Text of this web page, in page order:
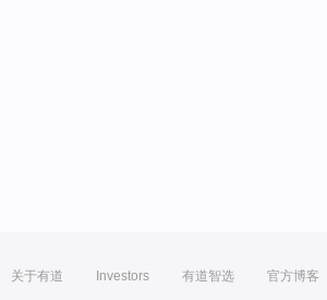
关于有道 Investors 有道智选 官方博客